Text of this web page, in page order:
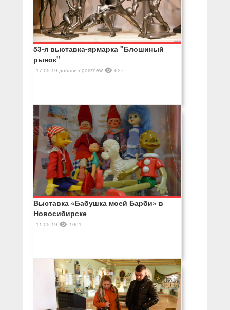
53-я выставка-ярмарка "Блошиный
рынок"
17.05.19 добавил goriznew 627
Выставка «Бабушка моей Барби» в
Новосибирске
11.05.19 1001